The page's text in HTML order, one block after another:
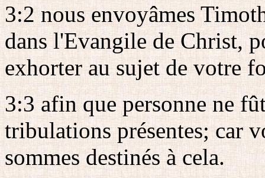
3:2 nous envoyâmes
dans l'Evangile de Christ,
exhorter au sujet de votre
3:3 afin que personne ne
tribulations présentes; car
sommes destinés à cela.